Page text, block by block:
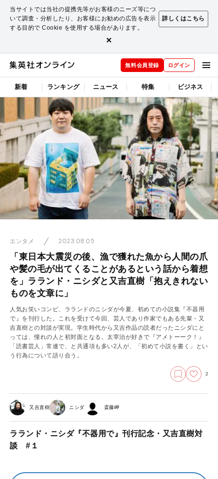
当サイトでは当社の提携先等がお客様のニーズ等につ
いて調査・分析したり、お客様にお勧めの広告を表示
する目的で Cookie を使用する場合があります。
詳しくはこちら
×
無料会員登録 ログイン
新着 ランキング ニュース 特集 ビジネス
エンタメ 2023.08.05
「東日本大震災の後、漁で獲れた魚から人間の爪
や髪の毛が出てくることがあるという話から着想
を」ラランド・ニシダと又吉直樹「抱えきれない
ものを文章に」
人気お笑いコンビ、ラランドのニシダが今夏、初めての小説集『不器用
で』を刊行した。これを受けて今回、芸人であり作家でもある先輩・又
吉直樹との対談が実現。学生時代から又吉作品の読者だったニシダにと
っては、憧れの人と初対面となる。太宰治が好きで『アメトーーク！』
「読書芸人」常連で、と共通項も多い2人が、「初めて小説を書く」とい
う行為について語り合う。
2
又吉直樹 ニシダ 斎藤岬
ラランド・ニシダ『不器用で』刊行記念・又吉直樹対
談 #１